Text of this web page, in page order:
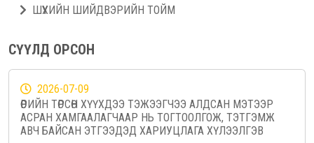
ШҮҮХИЙН ШИЙДВЭРИЙН ТОЙМ
СҮҮЛД ОРСОН
2026-07-09
ӨӨРИЙН ТӨРСӨН ХҮҮХДЭЭ ТЭЖЭЭГЧЭЭ АЛДСАН МЭТЭЭР
АСРАН ХАМГААЛАГЧААР НЬ ТОГТООЛГОЖ, ТЭТГЭМЖ
АВЧ БАЙСАН ЭТГЭЭДЭД ХАРИУЦЛАГА ХҮЛЭЭЛГЭВ